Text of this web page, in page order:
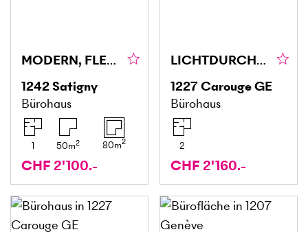
MODERN, FLEXIBEL & IDEAL GELEGEN
1242Satigny
Bürohaus
1 50m2 80m2
CHF 2'100.-
LICHTDURCHFLUTET, RUHIG & PRAKTISCH
1227Carouge GE
Bürohaus
2
CHF 2'160.-